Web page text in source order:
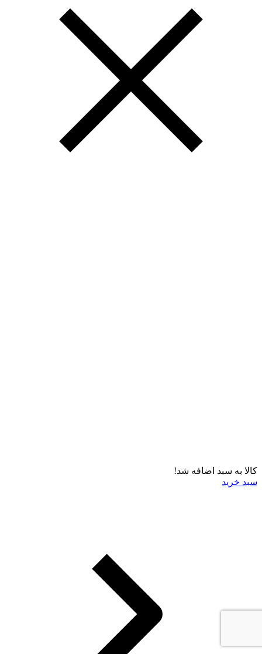
کالا به سبد اضافه شد!
سبد خرید